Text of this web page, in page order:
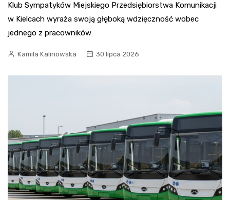
Klub Sympatyków Miejskiego Przedsiębiorstwa Komunikacji
w Kielcach wyraża swoją głęboką wdzięczność wobec
jednego z pracowników
Kamila Kalinowska 30 lipca 2026